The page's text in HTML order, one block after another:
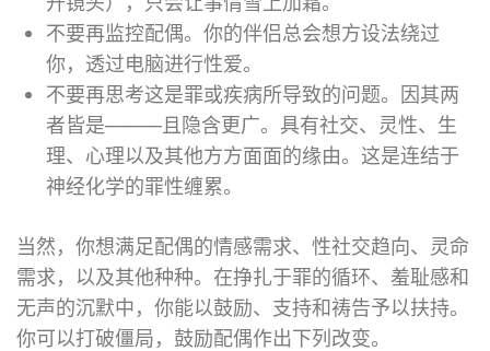
不要再监控配偶。你的伴侣总会想方设法绕过
你，透过电脑进行性爱。
不要再思考这是罪或疾病所导致的问题。因其两
者皆是────且隐含更广。具有社交、灵性、生
理、心理以及其他方方面面的缘由。这是连结于
神经化学的罪性缠累。
当然，你想满足配偶的情感需求、性社交趋向、灵命
需求，以及其他种种。在挣扎于罪的循环、羞耻感和
无声的沉默中，你能以鼓励、支持和祷告予以扶持。
你可以打破僵局，鼓励配偶作出下列改变。